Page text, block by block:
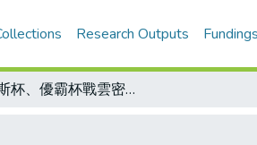
Research Outputs
湯姆斯杯、優霸杯戰雲密佈(1988年美國) 中華羽球隊進駐選手村/三項室內田徑賽 世界紀錄刷新